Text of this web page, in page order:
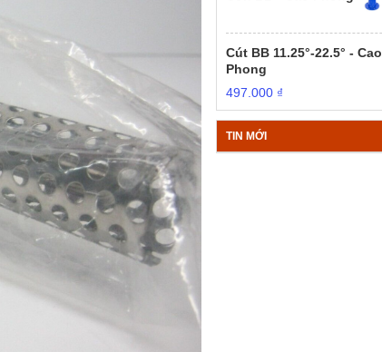
Cút BB 11.25°-22.5° - Cao
Phong
497.000 ₫
TIN MỚI